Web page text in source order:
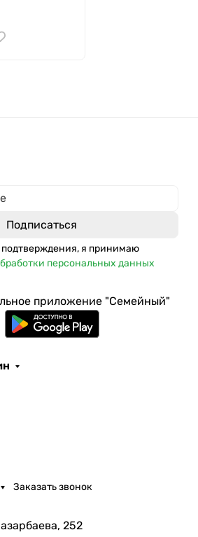
я принимаю
персональных данных
приложение "Семейный"
Заказать звонок
252